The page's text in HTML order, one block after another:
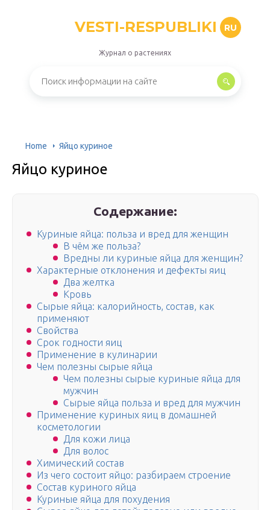
VESTI-RESPUBLIKI RU
Журнал о растениях
Home Яйцо куриное
Яйцо куриное
Содержание:
Куриные яйца: польза и вред для женщин
В чём же польза?
Вредны ли куриные яйца для женщин?
Характерные отклонения и дефекты яиц
Два желтка
Кровь
Сырые яйца: калорийность, состав, как
применяют
Свойства
Срок годности яиц
Применение в кулинарии
Чем полезны сырые яйца
Чем полезны сырые куриные яйца для
мужчин
Сырые яйца польза и вред для мужчин
Применение куриных яиц в домашней
косметологии
Для кожи лица
Для волос
Химический состав
Из чего состоит яйцо: разбираем строение
Состав куриного яйца
Куриные яйца для похудения